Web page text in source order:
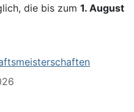
die bis zum 1. August